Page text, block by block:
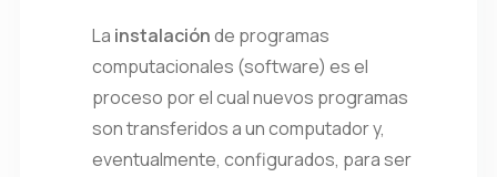
La instalaciónde programas
computacionales (software) es el
proceso por el cual nuevos programas
son transferidos a un computador y,
eventualmente, configurados, para ser